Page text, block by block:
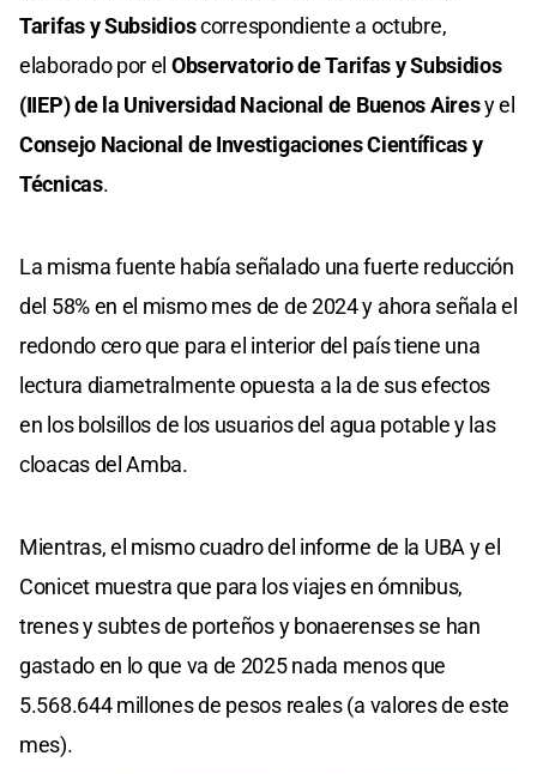
Tarifas y Subsidioscorrespondiente a octubre,
elaborado por el Observatorio de Tarifas y Subsidios
(IIEP) de la Universidad Nacional de Buenos Airesy el
Consejo Nacional de Investigaciones Científicas y
Técnicas.
La misma fuente había señalado una fuerte reducción
del 58% en el mismo mes de de 2024 y ahora señala el
redondo cero que para el interior del país tiene una
lectura diametralmente opuesta a la de sus efectos
en los bolsillos de los usuarios del agua potable y las
cloacas del Amba.
Mientras, el mismo cuadro del informe de la UBA y el
Conicet muestra que para los viajes en ómnibus,
trenes y subtes de porteños y bonaerenses se han
gastado en lo que va de 2025 nada menos que
5.568.644 millones de pesos reales (a valores de este
mes).